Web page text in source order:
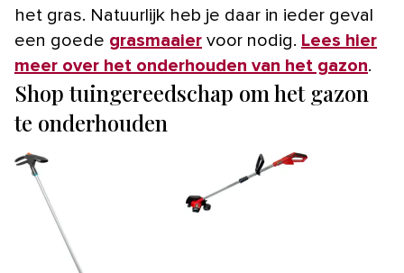
het gras. Natuurlijk heb je daar in ieder geval
een goede grasmaaier voor nodig. Lees hier
meer over het onderhouden van het gazon.
Shop tuingereedschap om het gazon
te onderhouden